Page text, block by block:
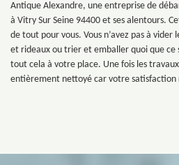
Antique Alexandre, une entreprise de
à Vitry Sur Seine 94400 et ses alentours.
de tout pour vous. Vous n’avez pas à vider
et rideaux ou trier et emballer quoi que
tout cela à votre place. Une fois les
entièrement nettoyé car votre